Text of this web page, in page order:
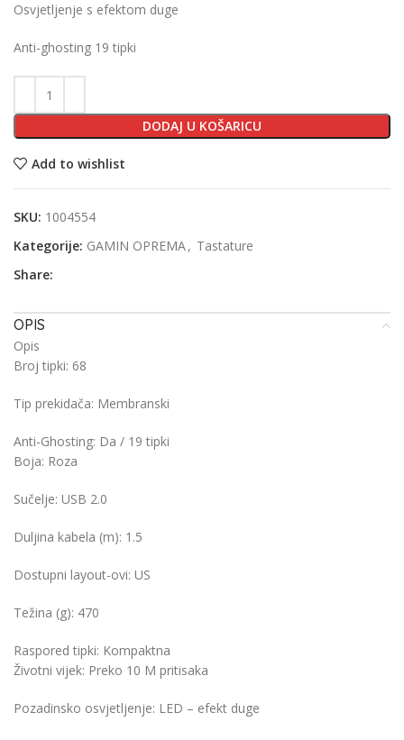
Osvjetljenje s efektom duge
Anti-ghosting 19 tipki
DODAJ U KOŠARICU
Add to wishlist
SKU: 1004554
Kategorije: GAMIN OPREMA, Tastature
Share:
OPIS
Opis
Broj tipki: 68
Tip prekidača: Membranski
Anti-Ghosting: Da / 19 tipki
Boja: Roza
Sučelje: USB 2.0
Duljina kabela (m): 1.5
Dostupni layout-ovi: US
Težina (g): 470
Raspored tipki: Kompaktna
Životni vijek: Preko 10 M pritisaka
Pozadinsko osvjetljenje: LED – efekt duge